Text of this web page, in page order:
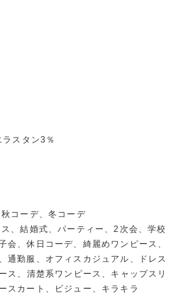
スタン3％
コーデ、冬コーデ
、結婚式、パーティー、2次会、学校
会、休日コーデ、綺麗めワンピース、
通勤服、オフィスカジュアル、ドレス
ス、清楚系ワンピース、キャップスリ
スカート、ビジュー、キラキラ